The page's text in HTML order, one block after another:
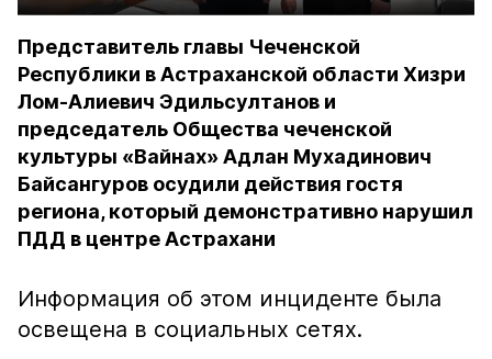
Представитель главы Чеченской
Республики в Астраханской области Хизри
Лом-Алиевич Эдильсултанов и
председатель Общества чеченской
культуры «Вайнах» Адлан Мухадинович
Байсангуров осудили действия гостя
региона, который демонстративно нарушил
ПДД в центре Астрахани
Информация об этом инциденте была
освещена в социальных сетях.